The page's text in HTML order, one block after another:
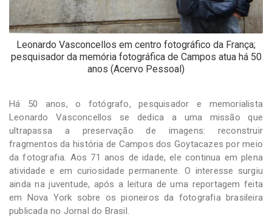
Leonardo Vasconcellos em centro fotográfico da França;
pesquisador da memória fotográfica de Campos atua há 50
anos (Acervo Pessoal)
Há 50 anos, o fotógrafo, pesquisador e memorialista
Leonardo Vasconcellos se dedica a uma missão que
ultrapassa a preservação de imagens: reconstruir
fragmentos da história de Campos dos Goytacazes por meio
da fotografia. Aos 71 anos de idade, ele continua em plena
atividade e em curiosidade permanente. O interesse surgiu
ainda na juventude, após a leitura de uma reportagem feita
em Nova York sobre os pioneiros da fotografia brasileira
publicada no Jornal do Brasil.